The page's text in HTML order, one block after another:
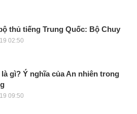
thủ tiếng Trung Quốc: Bộ Chuy
02:50
gì? Ý nghĩa của An nhiên trong
09:50